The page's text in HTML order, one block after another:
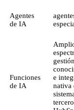
Agentes
de IA
Funciones
de IA
e
nativa